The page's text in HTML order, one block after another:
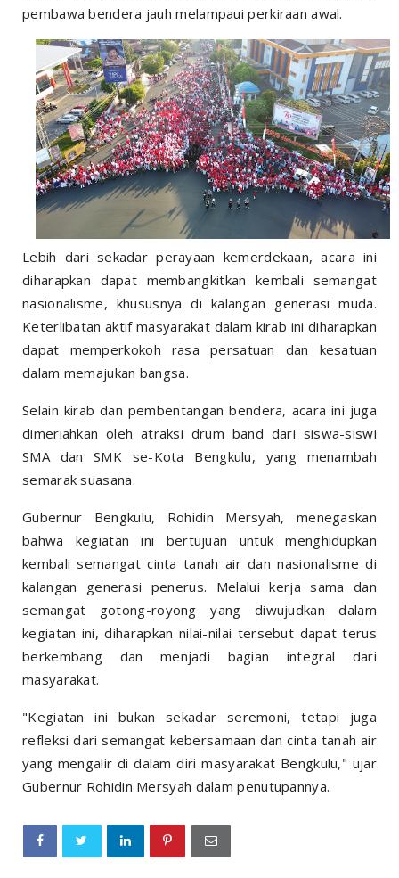
pembawa bendera jauh melampaui perkiraan awal.
Lebih dari sekadar perayaan kemerdekaan, acara ini
diharapkan dapat membangkitkan kembali semangat
nasionalisme, khususnya di kalangan generasi muda.
Keterlibatan aktif masyarakat dalam kirab ini diharapkan
dapat memperkokoh rasa persatuan dan kesatuan
dalam memajukan bangsa.
Selain kirab dan pembentangan bendera, acara ini juga
dimeriahkan oleh atraksi drum band dari siswa-siswi
SMA dan SMK se-Kota Bengkulu, yang menambah
semarak suasana.
Gubernur Bengkulu, Rohidin Mersyah, menegaskan
bahwa kegiatan ini bertujuan untuk menghidupkan
kembali semangat cinta tanah air dan nasionalisme di
kalangan generasi penerus. Melalui kerja sama dan
semangat gotong-royong yang diwujudkan dalam
kegiatan ini, diharapkan nilai-nilai tersebut dapat terus
berkembang dan menjadi bagian integral dari
masyarakat.
"Kegiatan ini bukan sekadar seremoni, tetapi juga
refleksi dari semangat kebersamaan dan cinta tanah air
yang mengalir di dalam diri masyarakat Bengkulu," ujar
Gubernur Rohidin Mersyah dalam penutupannya.